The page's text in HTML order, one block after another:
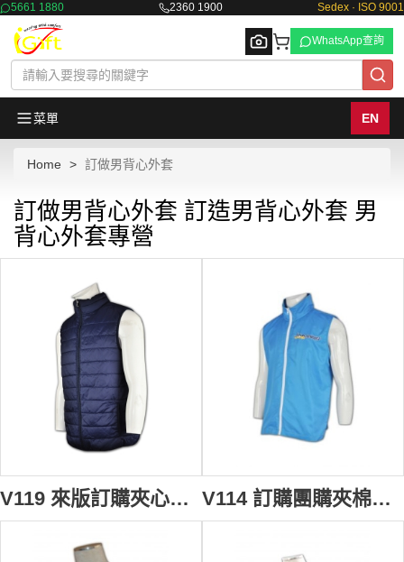
5661 1880 2360 1900 Sedex · ISO 9001
WhatsApp查詢
菜單 EN
Home 訂做男背心外套
訂做男背心外套 訂造男背心外套 男
背心外套專營
V119 來版訂購夾心棉外套 訂製背心外套顏色 男裝背心褸 度身訂造戶外背心外套 背心專門店 V114 訂購團購夾棉背心外套 男裝夾棉背心訂造公司 度身訂造戶外背心外套 大量訂購背心外套 搬屋 海外移民 搬運